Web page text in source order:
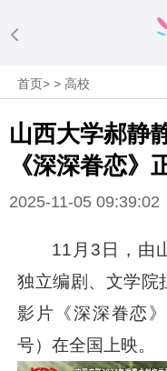
首页>>高校
山西大学郝静
《深深眷恋》
2025-11-05 09:39:02
11月3日，由
独立编剧、文学院
影片《深深眷恋
号）在全国上映。